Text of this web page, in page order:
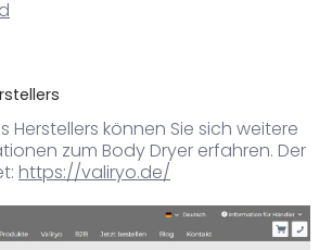
Herstellers können Sie sich weitere
zum Body Dryer erfahren. Der
https://valiryo.de/